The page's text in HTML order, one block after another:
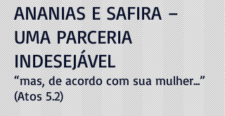
ANANIAS E SAFIRA –
UMA PARCERIA
INDESEJÁVEL
“mas, de acordo com sua mulher...”
(Atos 5.2)